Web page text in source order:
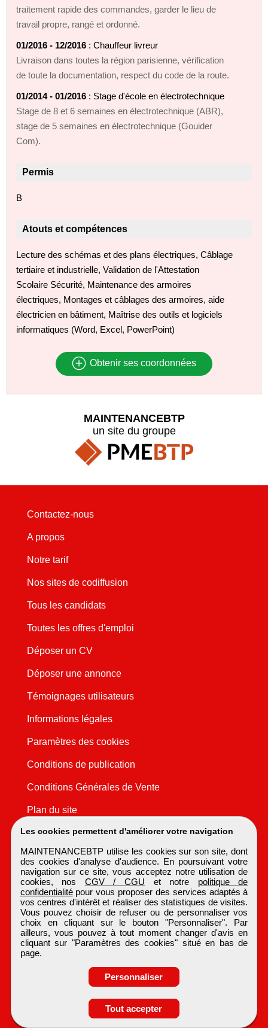
Obtenir ses
coordonnées
traitement rapide des commandes, garder le lieu de
travail propre, rangé et ordonné.
01/2016 - 12/2016 : Chauffeur livreur
Livraison dans toutes la région parisienne, vérification
de toute la documentation, respect du code de la route.
01/2014 - 01/2016 : Stage d'école en électrotechnique
Stage de 8 et 6 semaines en électrotechnique (ABR),
stage de 5 semaines en électrotechnique (Gouider
Com).
Permis
B
Atouts et compétences
Lecture des schémas et des plans électriques, Câblage
tertiaire et industrielle, Validation de l'Attestation
Scolaire Sécurité, Maintenance des armoires
électriques, Montages et câblages des armoires, aide
électricien en bâtiment, Maîtrise des outils et logiciels
informatiques (Word, Excel, PowerPoint)
Obtenir ses coordonnées
Les cookies permettent d'améliorer votre navigation
MAINTENANCEBTP utilise les cookies sur son site, dont
des cookies d'analyse d'audience. En poursuivant votre
navigation sur ce site, vous acceptez notre utilisation de
cookies, nos CGV / CGU et notre politique de
confidentialitépour vous proposer des services adaptés à
vos centres d'intérêt et réaliser des statistiques de visites.
Vous pouvez choisir de refuser ou de personnaliser vos
choix en cliquant sur le bouton "Personnaliser". Par
ailleurs, vous pouvez à tout moment changer d'avis en
cliquant sur "Paramètres des cookies" situé en bas de
page.
Personnaliser
Tout accepter
MAINTENANCEBTP
un site du groupe
Contactez-nous
A propos
Notre tarif
Nos sites de codiffusion
Tous les candidats
Toutes les offres d'emploi
Déposer un CV
Déposer une annonce
Témoignages utilisateurs
Informations légales
Paramètres des cookies
Conditions de publication
Conditions Générales de Vente
Plan du site
MAINTENANCEBTP